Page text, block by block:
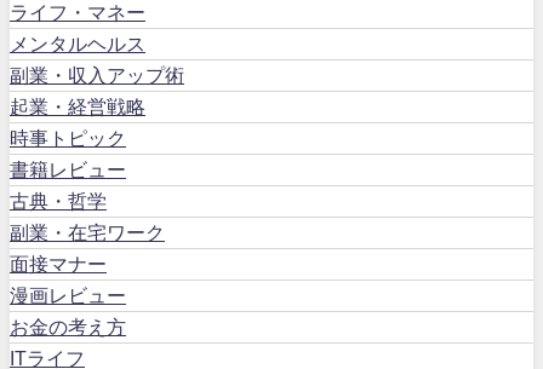
ライフ・マネー
メンタルヘルス
副業・収入アップ術
起業・経営戦略
時事トピック
書籍レビュー
古典・哲学
副業・在宅ワーク
面接マナー
漫画レビュー
お金の考え方
ITライフ